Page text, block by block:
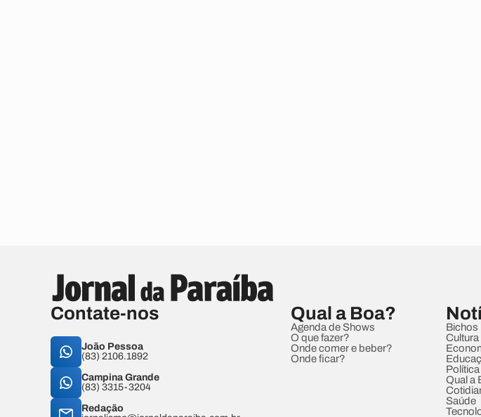
Contate-nos
João Pessoa
(83) 2106.1892
Campina Grande
(83) 3315-3204
Redação
Qual a Boa?
Agenda de Shows
O que fazer?
Onde comer e beber?
Onde ficar?
Bichos
Cultura
Política
Qual a
Saúde